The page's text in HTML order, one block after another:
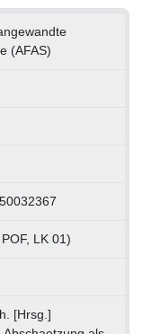
(AFAS)
LK 01)
[Hrsg.]